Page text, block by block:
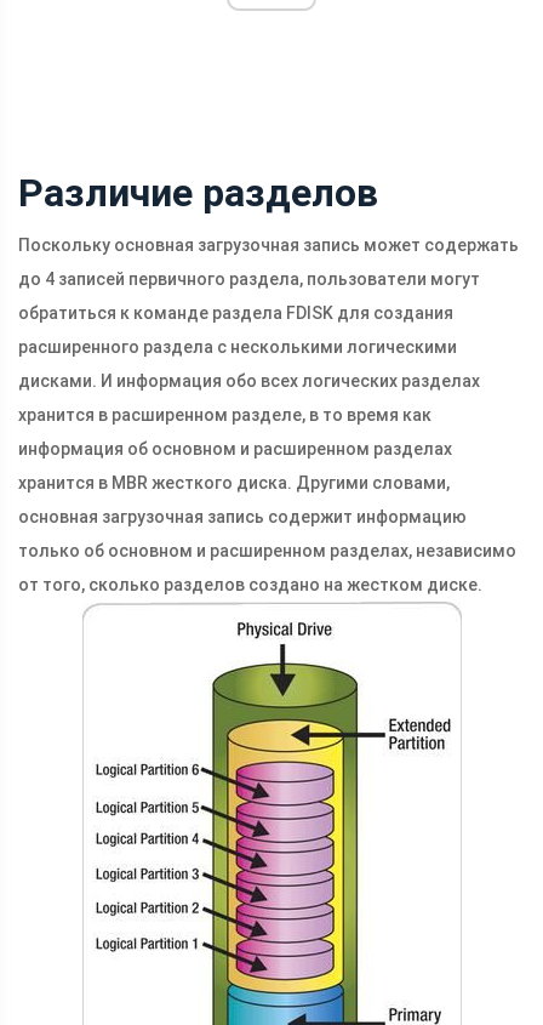
Различие разделов
Поскольку основная загрузочная запись может содержать
до 4 записей первичного раздела, пользователи могут
обратиться к команде раздела FDISK для создания
расширенного раздела с несколькими логическими
дисками. И информация обо всех логических разделах
хранится в расширенном разделе, в то время как
информация об основном и расширенном разделах
хранится в MBR жесткого диска. Другими словами,
основная загрузочная запись содержит информацию
только об основном и расширенном разделах, независимо
от того, сколько разделов создано на жестком диске.